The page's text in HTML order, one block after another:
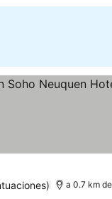
a 0.7 km